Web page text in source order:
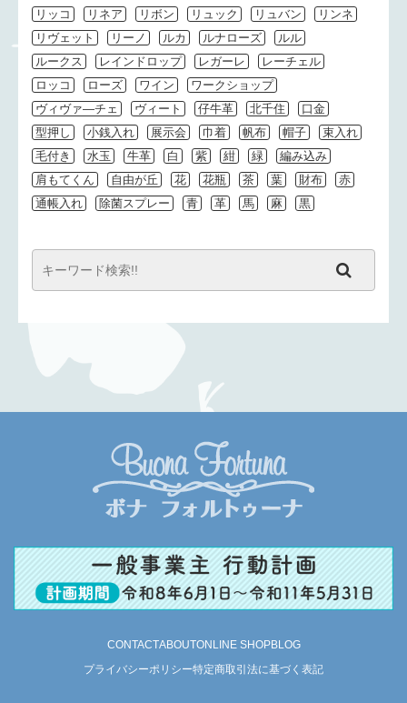
リッコ
リネア リボン リュック リュバン
リンネ
リヴェット
リーノ ルカ ルナローズ
ルル
ルークス
レインドロップ レガーレ
レーチェル
ロッコ
ローズ ワイン
ワークショップ
ヴィヴァ―チェ
ヴィート 仔牛革 北千住
口金
型押し
小銭入れ 展示会 巾着 帆布 帽子
束入れ
毛付き
水玉 牛革 白 紫 紺 緑
編み込み
肩もてくん
自由が丘 花 花瓶 茶 葉 財布
赤
通帳入れ
除菌スプレー 青 革 馬 麻 黒
CONTACTABOUTONLINE SHOPBLOG
プライバシーポリシー特定商取引法に基づく表記